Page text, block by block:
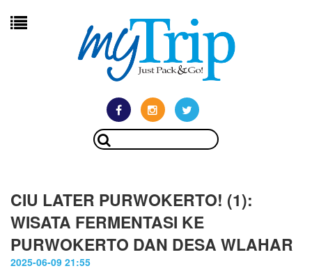
CIU LATER PURWOKERTO! (1):
WISATA FERMENTASI KE
PURWOKERTO DAN DESA WLAHAR
2025-06-09 21:55